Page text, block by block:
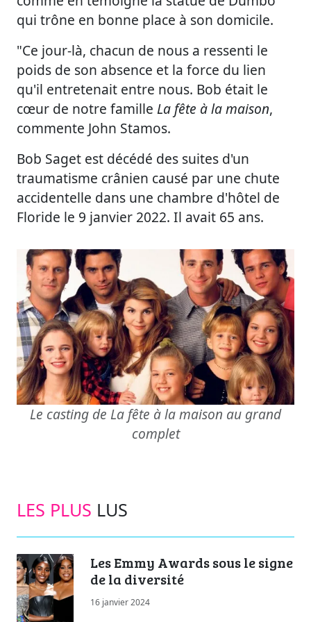
qui trône en bonne place à son domicile.
"Ce jour-là, chacun de nous a ressenti le
poids de son absence et la force du lien
qu'il entretenait entre nous. Bob était le
cœur de notre famille La fête à la maison,
commente John Stamos.
Bob Saget est décédé des suites d'un
traumatisme crânien causé par une chute
accidentelle dans une chambre d'hôtel de
Floride le 9 janvier 2022. Il avait 65 ans.
Le casting de La fête à la maison au grand
complet
LES PLUS LUS
Les Emmy Awards sous le signe
de la diversité
16 janvier 2024